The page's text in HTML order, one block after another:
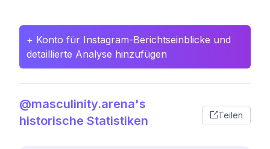
+ Konto für Instagram-Berichtseinblicke und
detaillierte Analyse hinzufügen
@masculinity.arena's
historische Statistiken
Teilen